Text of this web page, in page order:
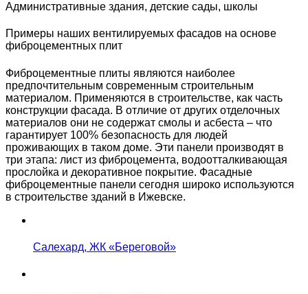
Административные здания, детские сады, школы
Примеры наших вентилируемых фасадов на основе
фиброцементных плит
Фиброцементные плиты являются наиболее
предпочтительным современным строительным
материалом. Применяются в строительстве, как часть
конструкции фасада. В отличие от других отделочных
материалов они не содержат смолы и асбеста – что
гарантирует 100% безопасность для людей
проживающих в таком доме. Эти панели производят в
три этапа: лист из фиброцемента, водоотталкивающая
прослойка и декоративное покрытие. Фасадные
фиброцементные панели сегодня широко используются
в строительстве зданий в Ижевске.
Салехард, ЖК «Береговой»